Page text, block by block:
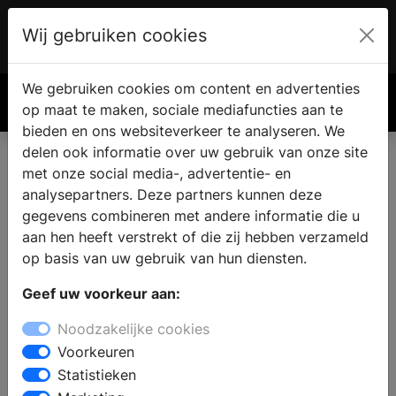
€ 0.00
Wij gebruiken cookies
We gebruiken cookies om content en advertenties
op maat te maken, sociale mediafuncties aan te
bieden en ons websiteverkeer te analyseren. We
delen ook informatie over uw gebruik van onze site
met onze social media-, advertentie- en
analysepartners. Deze partners kunnen deze
gegevens combineren met andere informatie die u
aan hen heeft verstrekt of die zij hebben verzameld
op basis van uw gebruik van hun diensten.
Geef uw voorkeur aan:
Noodzakelijke cookies
Voorkeuren
Statistieken